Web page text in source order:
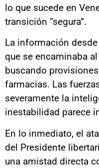
lo que sucede en
transición “segura”.
La información
que se encaminaba
buscando
farmacias. Las
severamente la
inestabilidad parece
En lo inmediato, el
del Presidente
una amistad directa